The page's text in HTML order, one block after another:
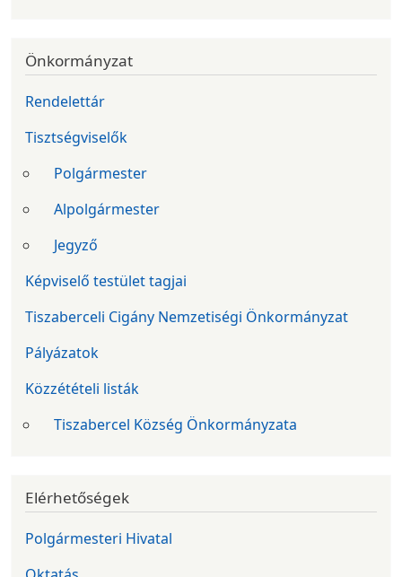
Önkormányzat
Rendelettár
Tisztségviselők
Polgármester
Alpolgármester
Jegyző
Képviselő testület tagjai
Tiszaberceli Cigány Nemzetiségi Önkormányzat
Pályázatok
Közzétételi listák
Tiszabercel Község Önkormányzata
Elérhetőségek
Polgármesteri Hivatal